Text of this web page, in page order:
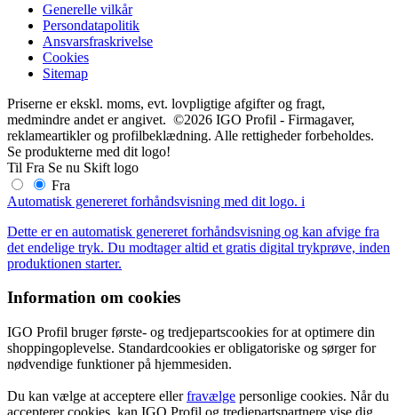
Generelle vilkår
Persondatapolitik
Ansvarsfraskrivelse
Cookies
Sitemap
Priserne er ekskl. moms, evt. lovpligtige afgifter og fragt,
medmindre andet er angivet. ©2026 IGO Profil - Firmagaver,
reklameartikler og profilbeklædning. Alle rettigheder forbeholdes.
Se produkterne med dit logo!
Til Fra Se nu Skift logo
Fra
Automatisk genereret forhåndsvisning med dit logo. i
Dette er en automatisk genereret forhåndsvisning og kan afvige fra
det endelige tryk. Du modtager altid et gratis digital trykprøve, inden
produktionen starter.
Information om cookies
IGO Profil bruger første- og tredjepartscookies for at optimere din
shoppingoplevelse. Standardcookies er obligatoriske og sørger for
nødvendige funktioner på hjemmesiden.
Du kan vælge at acceptere ellerfravælge personlige cookies. Når du
accepterer cookies, kan IGO Profil og tredjepartspartnere vise dig